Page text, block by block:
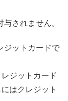
されません。
ジットカードで
ジットカード
はクレジット